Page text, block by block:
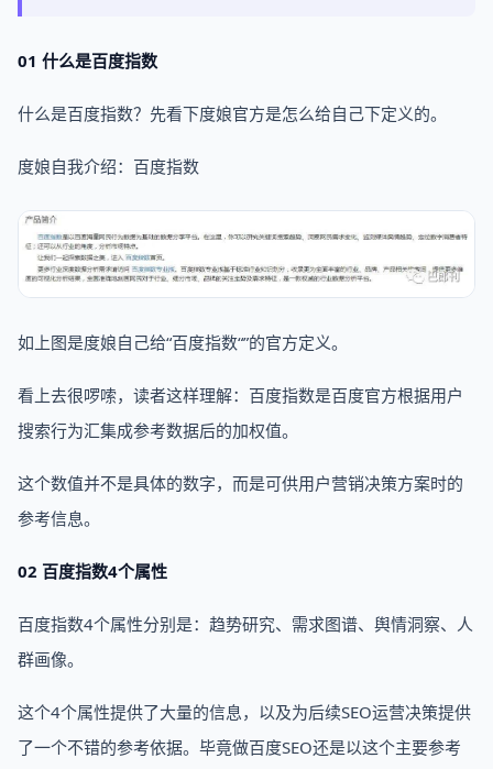
01 什么是百度指数
什么是百度指数？先看下度娘官方是怎么给自己下定义的。
度娘自我介绍：百度指数
如上图是度娘自己给“百度指数“”的官方定义。
看上去很啰嗦，读者这样理解：百度指数是百度官方根据用户
搜索行为汇集成参考数据后的加权值。
这个数值并不是具体的数字，而是可供用户营销决策方案时的
参考信息。
02 百度指数4个属性
百度指数4个属性分别是：趋势研究、需求图谱、舆情洞察、人
群画像。
这个4个属性提供了大量的信息，以及为后续SEO运营决策提供
了一个不错的参考依据。毕竟做百度SEO还是以这个主要参考